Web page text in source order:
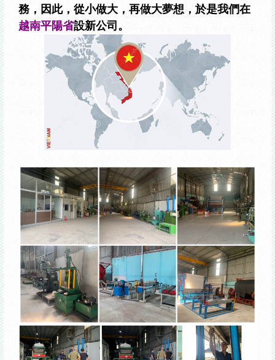
務，因此，從小做大，再做大夢想，於是我們在
越南平陽省設新公司。